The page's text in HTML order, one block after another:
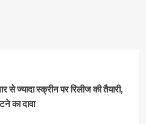
से ज्यादा स्क्रीन पर रिलीज की तैयारी,
का दावा